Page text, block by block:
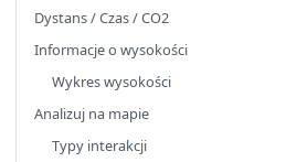
Dystans / Czas / CO2
Informacje o wysokości
Wykres wysokości
Analizuj na mapie
Typy interakcji